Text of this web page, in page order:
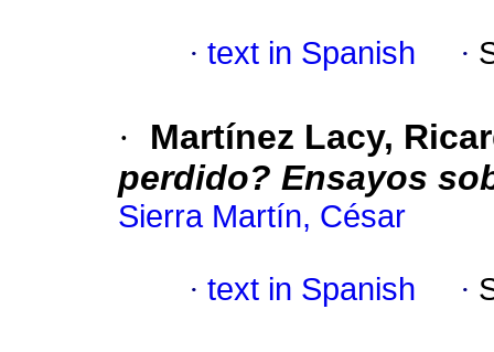
· text in Spanish ·
·
Martínez Lacy,
perdido? Ensayos
Sierra Martín, César
· text in Spanish ·